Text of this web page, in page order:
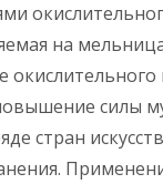
на
силы
стран